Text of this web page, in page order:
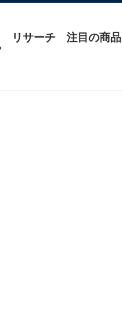
リサーチ 注目の商品